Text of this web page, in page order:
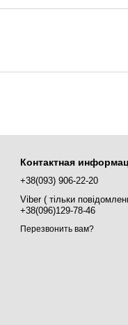
Контактная
+38(093) 906-22-20
Viber ( тільки
+38(096)129-78-46
Перезвонить вам?